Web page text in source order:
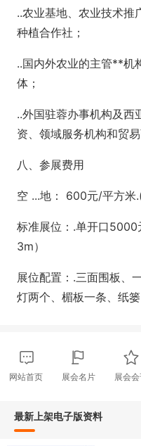
..农业基地、农业技术推
种植合作社；
..国内外农业的主管**机
体；
..外国驻蓉办事机构及西
资、领域服务机构和贸易
八、参展费用
空 ...地： 600元/平方米
标准展位：.单开口
3m）
展位配置：.三面围板、
灯两个、楣板一条、纸篓
网站首页 展会名片 展会
最新上架电子版资料